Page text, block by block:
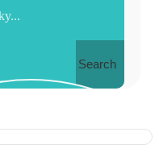
Search